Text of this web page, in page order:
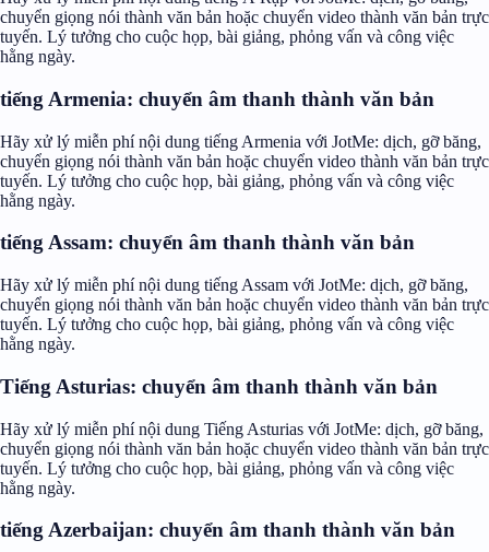
chuyển giọng nói thành văn bản hoặc chuyển video thành văn bản trực
tuyến. Lý tưởng cho cuộc họp, bài giảng, phỏng vấn và công việc
hằng ngày.
tiếng Armenia: chuyển âm thanh thành văn bản
Hãy xử lý miễn phí nội dung tiếng Armenia với JotMe: dịch, gỡ băng,
chuyển giọng nói thành văn bản hoặc chuyển video thành văn bản trực
tuyến. Lý tưởng cho cuộc họp, bài giảng, phỏng vấn và công việc
hằng ngày.
tiếng Assam: chuyển âm thanh thành văn bản
Hãy xử lý miễn phí nội dung tiếng Assam với JotMe: dịch, gỡ băng,
chuyển giọng nói thành văn bản hoặc chuyển video thành văn bản trực
tuyến. Lý tưởng cho cuộc họp, bài giảng, phỏng vấn và công việc
hằng ngày.
Tiếng Asturias: chuyển âm thanh thành văn bản
Hãy xử lý miễn phí nội dung Tiếng Asturias với JotMe: dịch, gỡ băng,
chuyển giọng nói thành văn bản hoặc chuyển video thành văn bản trực
tuyến. Lý tưởng cho cuộc họp, bài giảng, phỏng vấn và công việc
hằng ngày.
tiếng Azerbaijan: chuyển âm thanh thành văn bản